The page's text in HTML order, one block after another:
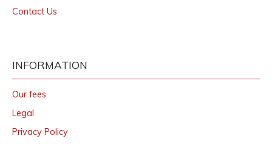
Contact Us
INFORMATION
Our fees
Legal
Privacy Policy